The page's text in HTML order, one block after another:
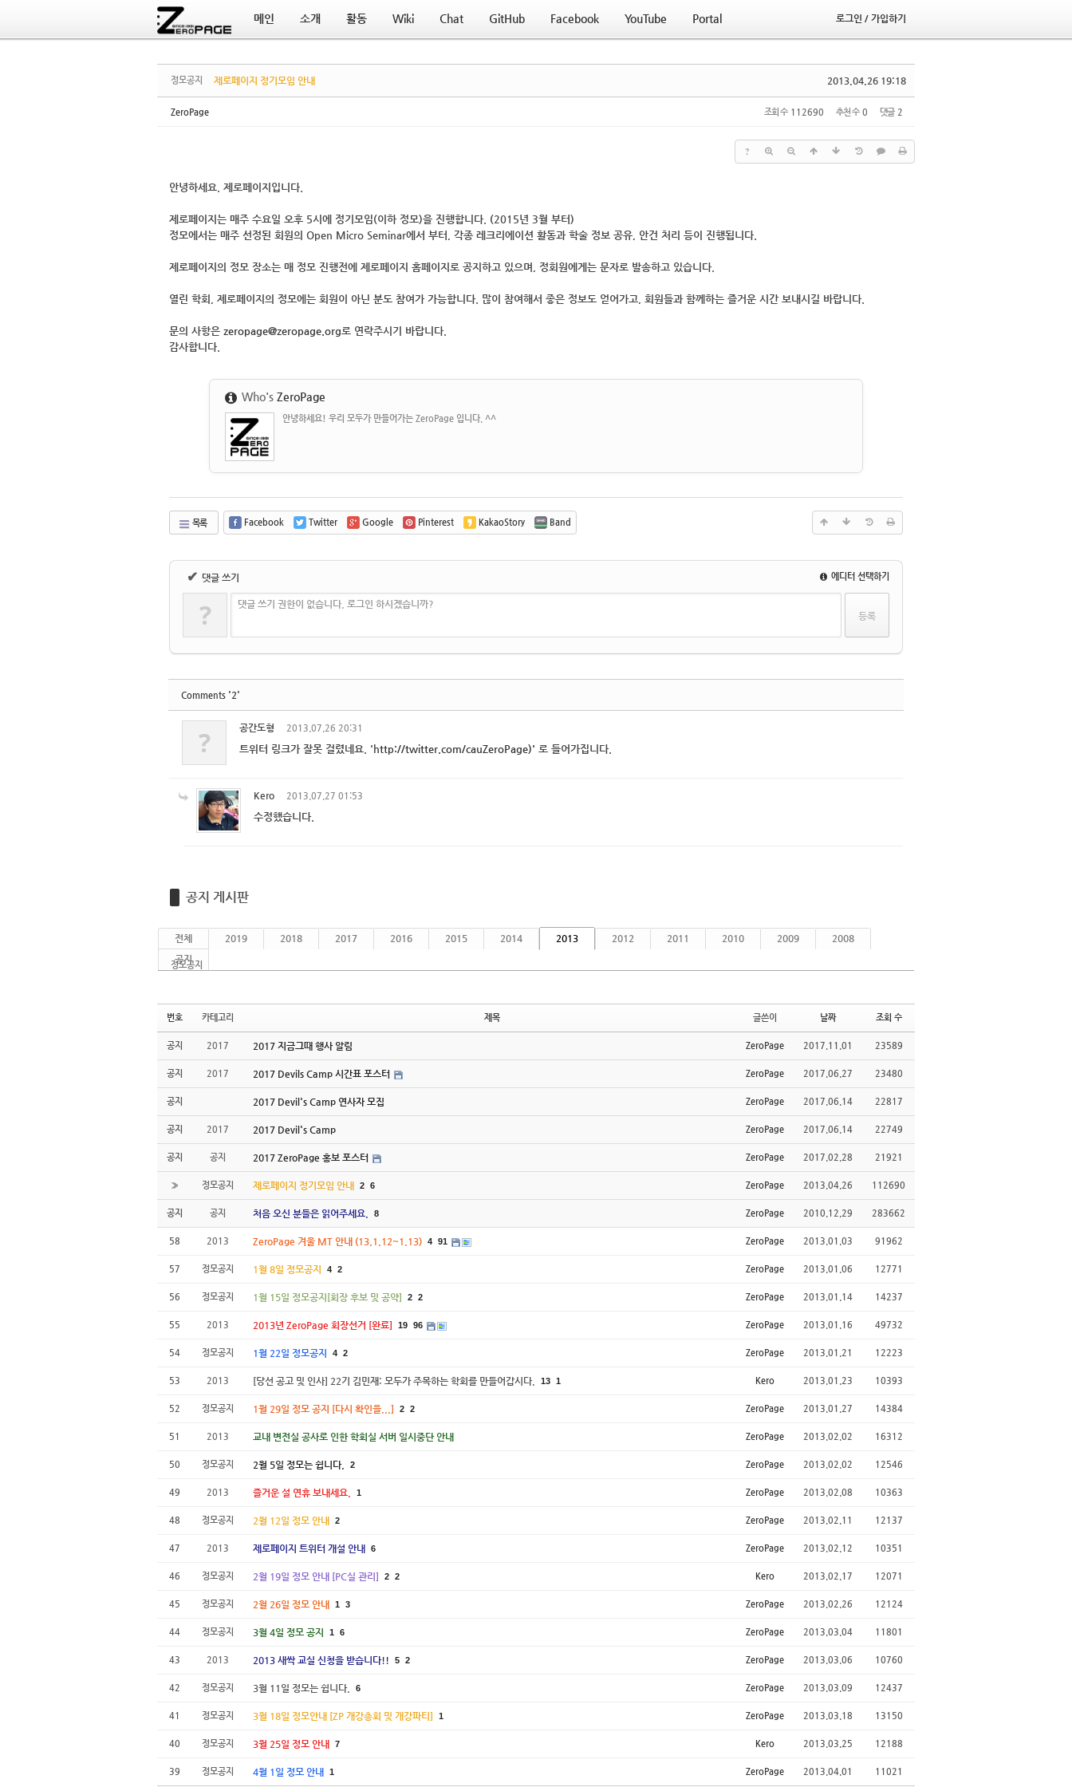
메인 소개 활동 Wiki Chat GitHub Facebook YouTube Portal 로그인 / 가입하기
정모공지 2013.04.26 19:18
제로페이지 정기모임 안내
ZeroPage 조회 수 112690 추천 수 0 댓글 2
?
안녕하세요. 제로페이지입니다.
제로페이지는 매주 수요일 오후 5시 에 정기모임(이하 정모)을 진행합니다. (2015년 3월 부터)
정모에서는 매주 선정된 회원의 Open Micro Seminar에서 부터, 각종 레크리에이션 활동과 학술 정보 공유, 안건 처리 등이 진행됩니다.
제로페이지의 정모 장소는 매 정모 진행전에 제로페이지 홈페이지로 공지하고 있으며, 정회원에게는 문자로 발송하고 있습니다.
열린 학회, 제로페이지의 정모에는 회원이 아닌 분도 참여가 가능합니다. 많이 참여해서 좋은 정보도 얻어가고, 회원들과 함께하는 즐거운 시간 보내시길 바랍니다.
문의 사항은 zeropage@zeropage.org로 연락주시기 바랍니다.
감사합니다.
Who's ZeroPage
안녕하세요! 우리 모두가 만들어가는 ZeroPage 입니다. ^^
목록 Facebook Twitter Google Pinterest KakaoStory Band
✔ 댓글 쓰기 에디터 선택하기
? 댓글 쓰기 권한이 없습니다. 로그인 하시겠습니까?
Comments '2'
? 공간도형 2013.07.26 20:31
트위터 링크가 잘못 걸렸네요. ' http://twitter.com/cauZeroPage)' 로 들어가집니다.
Kero 2013.07.27 01:53
수정했습니다.
공지 게시판
전체 2019 2018 2017 2016 2015 2014 2013
정모공지
2012 2011 2010 2009
2008
공지
번호 카테고리 제목 글쓴이 날짜 조회 수
공지 2017 2017 지금그때 행사 알림 ZeroPage 2017.11.01 23589
공지 2017 2017 Devils Camp 시간표 포스터 ZeroPage 2017.06.27 23480
공지 2017 Devil's Camp 연사자 모집 ZeroPage 2017.06.14 22817
공지 2017 2017 Devil's Camp ZeroPage 2017.06.14 22749
공지 공지 2017 ZeroPage 홍보 포스터 ZeroPage 2017.02.28 21921
» 정모공지 제로페이지 정기모임 안내 2 6 ZeroPage 2013.04.26 112690
공지 공지 처음 오신 분들은 읽어주세요. 8 ZeroPage 2010.12.29 283662
58 2013 ZeroPage 겨울 MT 안내 (13.1.12~1.13) 4 91 ZeroPage 2013.01.03 91962
57 정모공지 1월 8일 정모공지 4 2 ZeroPage 2013.01.06 12771
56 정모공지 1월 15일 정모공지[회장 후보 및 공약] 2 2 ZeroPage 2013.01.14 14237
55 2013 2013년 ZeroPage 회장선거 [완료] 19 96 ZeroPage 2013.01.16 49732
54 정모공지 1월 22일 정모공지 4 2 ZeroPage 2013.01.21 12223
53 2013 [당선 공고 및 인사] 22기 김민재: 모두가 주목하는 학회를 만들어갑시다. 13 1 Kero 2013.01.23 10393
52 정모공지 1월 29일 정모 공지 [다시 확인을...] 2 2 ZeroPage 2013.01.27 14384
51 2013 교내 변전실 공사로 인한 학회실 서버 일시중단 안내 ZeroPage 2013.02.02 16312
50 정모공지 2월 5일 정모는 쉽니다. 2 ZeroPage 2013.02.02 12546
49 2013 즐거운 설 연휴 보내세요. 1 ZeroPage 2013.02.08 10363
48 정모공지 2월 12일 정모 안내 2 ZeroPage 2013.02.11 12137
47 2013 제로페이지 트위터 개설 안내 6 ZeroPage 2013.02.12 10351
46 정모공지 2월 19일 정모 안내 [PC실 관리] 2 2 Kero 2013.02.17 12071
45 정모공지 2월 26일 정모 안내 1 3 ZeroPage 2013.02.26 12124
44 정모공지 3월 4일 정모 공지 1 6 ZeroPage 2013.03.04 11801
43 2013 2013 새싹 교실 신청을 받습니다!! 5 2 ZeroPage 2013.03.06 10760
42 정모공지 3월 11일 정모는 쉽니다. 6 ZeroPage 2013.03.09 12437
41 정모공지 3월 18일 정모안내 [ZP 개강총회 및 개강파티] 1 ZeroPage 2013.03.18 13150
40 정모공지 3월 25일 정모 안내 7 Kero 2013.03.25 12188
39 정모공지 4월 1일 정모 안내 1 ZeroPage 2013.04.01 11021
Sketchbook5, 스케치북5
Sketchbook5, 스케치북5